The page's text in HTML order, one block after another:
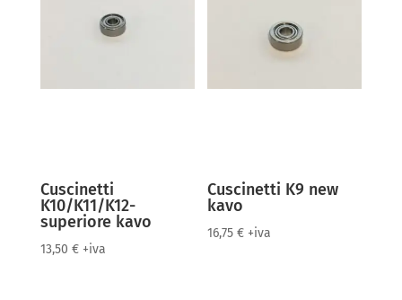
Cuscinetti
K10/K11/K12-
superiore kavo
13,50 € +iva
Cuscinetti K9 new
kavo
16,75€ +iva